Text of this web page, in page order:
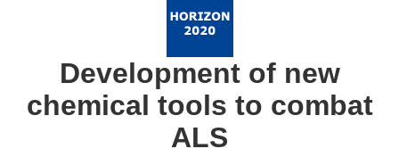
Development of new
chemical tools to combat
ALS